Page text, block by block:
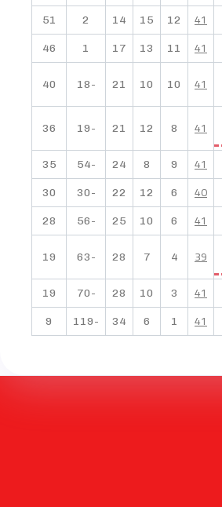
41
12
15
14
2
51
41
11
13
17
1
46
41
10
10
21
-18
40
41
8
12
21
-19
36
41
9
8
24
-54
35
40
6
12
22
-30
30
41
6
10
25
-56
28
39
4
7
28
-63
19
41
3
10
28
-70
19
41
1
6
34
-119
9